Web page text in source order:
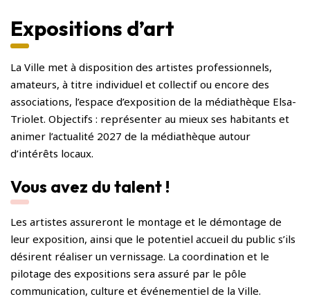
Expositions d’art
La Ville met à disposition des artistes professionnels,
amateurs, à titre individuel et collectif ou encore des
associations, l’espace d’exposition de la médiathèque Elsa-
Triolet. Objectifs : représenter au mieux ses habitants et
animer l’actualité 2027 de la médiathèque autour
d’intérêts locaux.
Vous avez du talent !
Les artistes assureront le montage et le démontage de
leur exposition, ainsi que le potentiel accueil du public s’ils
désirent réaliser un vernissage. La coordination et le
pilotage des expositions sera assuré par le pôle
communication, culture et événementiel de la Ville.